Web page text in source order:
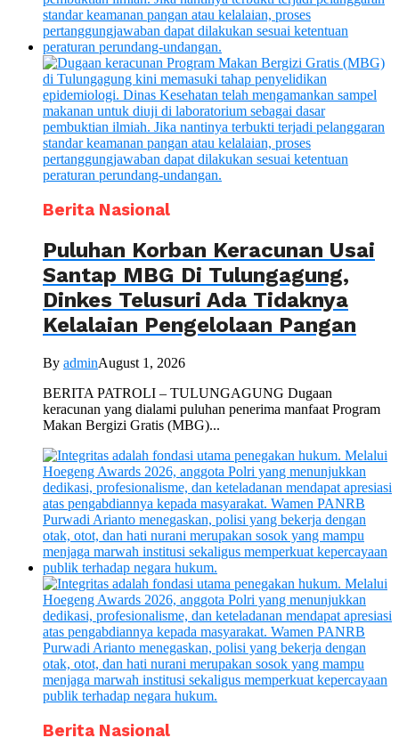
Berita Nasional
Puluhan Korban Keracunan Usai
Santap MBG Di Tulungagung,
Dinkes Telusuri Ada Tidaknya
Kelalaian Pengelolaan Pangan
By adminAugust 1, 2026
BERITA PATROLI – TULUNGAGUNG Dugaan
keracunan yang dialami puluhan penerima manfaat Program
Makan Bergizi Gratis (MBG)...
Berita Nasional